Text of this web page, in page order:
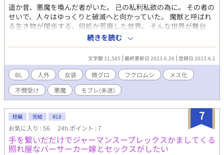
遥か昔、悪魔を喚んだ者がいた。 己の私利私欲の為に。 その者の
せいで、人々はゆっくりと破滅へと向かっていた。 魔獣と呼ばれ
る生き物が闊歩する、何処か荒廃した世界。 そんな世界が舞台
の、悪魔に故郷を滅ぼされた青年の話。 ・ヒイラギ(受け・女装男
子)が、アグナ(攻め・どっかイってる研究者)以外を誘う場面があ
りますが、致すのはアグナとだけです。
続きを読む
文字数 31,585 最終更新日 2023.6.26 登録日 2023.6.1
BL 人外 女装 微グロ フクロムシ
メス化
不憫受け
悪魔 モブレ(未遂)
7
短編 完結 R18
お気に入り : 56 24h.ポイント : 7
手を繋いだだけでジャーマンスープレックスかましてくる
照れ屋なバーサーカー嫁とセックスがしたい